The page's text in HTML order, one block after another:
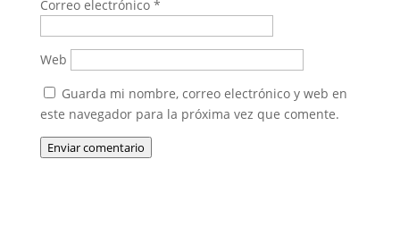
Correo electrónico *
Web
Guarda mi nombre, correo electrónico y web en
este navegador para la próxima vez que comente.
Enviar comentario